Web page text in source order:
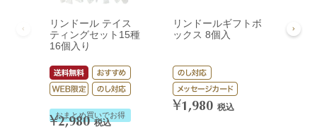
リンドール テイス
ティングセット15種
16個入り
おまとめ買いでお得
¥2,980 税込
リンドールギフトボ
ックス 8個入
¥1,980 税込
ッ